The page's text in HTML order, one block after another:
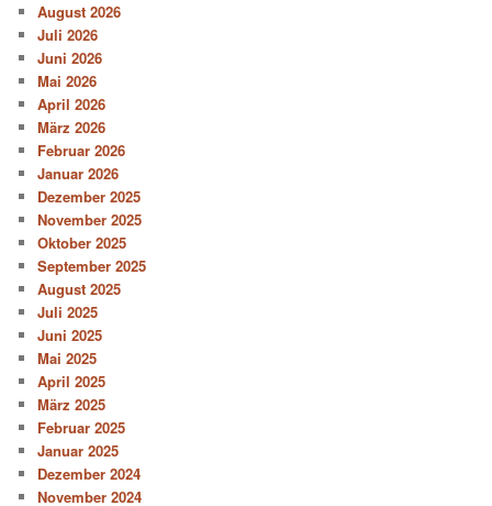
August 2026
Juli 2026
Juni 2026
Mai 2026
April 2026
März 2026
Februar 2026
Januar 2026
Dezember 2025
November 2025
Oktober 2025
September 2025
August 2025
Juli 2025
Juni 2025
Mai 2025
April 2025
März 2025
Februar 2025
Januar 2025
Dezember 2024
November 2024